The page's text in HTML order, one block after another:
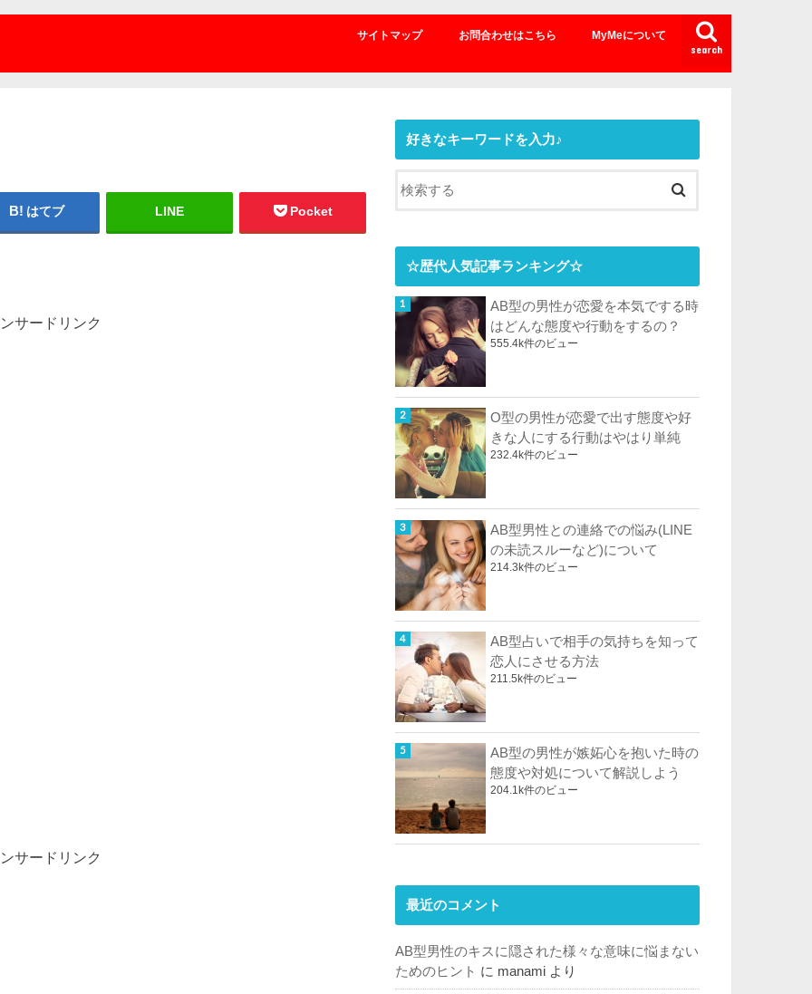
search
サイトマップ お問合わせはこちら MyMeについて
はてブ LINE Pocket
サードリンク
サードリンク
好きなキーワードを入力♪
☆歴代人気記事ランキング☆
AB型の男性が恋愛を本気でする時
はどんな態度や行動をするの？
555.4k件のビュー
O型の男性が恋愛で出す態度や好
きな人にする行動はやはり単純
232.4k件のビュー
AB型男性との連絡での悩み(LINE
の未読スルーなど)について
214.3k件のビュー
AB型占いで相手の気持ちを知って
恋人にさせる方法
211.5k件のビュー
AB型の男性が嫉妬心を抱いた時の
態度や対処について解説しよう
204.1k件のビュー
最近のコメント
AB型男性のキスに隠された様々な意味に悩まない
ためのヒント に manami より